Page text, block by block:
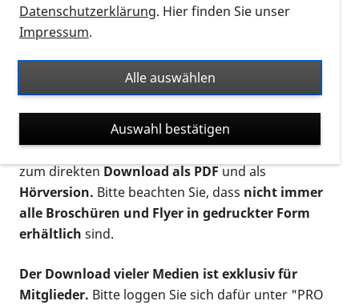
Auf dieser Seite finden Sie sämtliches Infomaterial
Ort. Nutzen Sie den Formatfilter, um ausschließlich
nach Flyern und Broschüren, Audios oder Videos zu
suchen. Die meisten Flyer und Broschüren werden in
verschiedenen Formaten angeboten: zur
postalischen Bestellung als gedruckte Variante
zum direktenDownload als PDFund als
Hörversion. Bitte beachten Sie, dass nicht immer
alle Broschüren und Flyer in gedruckter Form
erhältlich sind.
Der Download vieler Medien ist exklusiv für
Mitglieder. Bitte loggen Sie sich dafür unter "PRO
Datenschutzerklärung. Hier finden Sie unser
Impressum.
Alle auswählen
Auswahl bestätigen